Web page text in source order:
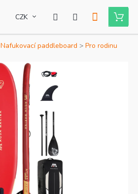
CZK
Nákupní
košík
Nafukovací paddleboard Pro rodinu